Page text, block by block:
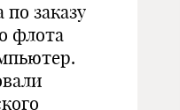
по заказу
флота